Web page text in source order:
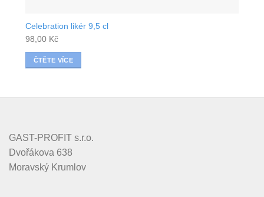
Celebration likér 9,5 cl
98,00 Kč
ČTĚTE VÍCE
GAST-PROFIT s.r.o.
Dvořákova 638
Moravský Krumlov